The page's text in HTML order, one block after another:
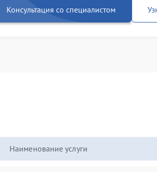
Консультация со специалистом
Наименование услуги